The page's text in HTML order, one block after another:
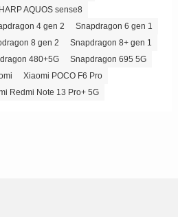
AQUOS sense8
4 gen 2
Snapdragon 6 gen 1
8 gen 2
Snapdragon 8+ gen 1
480+5G
Snapdragon 695 5G
Xiaomi POCO F6 Pro
Redmi Note 13 Pro+ 5G